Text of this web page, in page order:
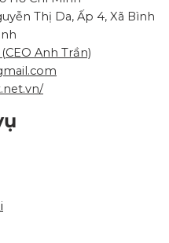
Thị Da, Ấp 4, Xã Bình
Anh Trần)